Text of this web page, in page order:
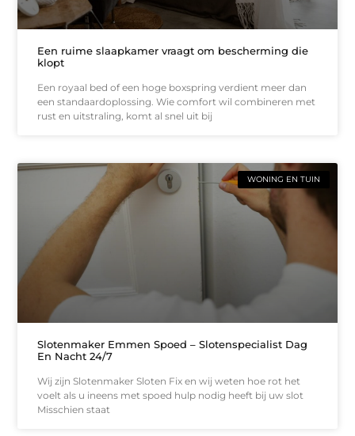
Een ruime slaapkamer vraagt om bescherming die
klopt
Een royaal bed of een hoge boxspring verdient meer dan
een standaardoplossing. Wie comfort wil combineren met
rust en uitstraling, komt al snel uit bij
WONING EN TUIN
Slotenmaker Emmen Spoed – Slotenspecialist Dag
En Nacht 24/7
Wij zijn Slotenmaker Sloten Fix en wij weten hoe rot het
voelt als u ineens met spoed hulp nodig heeft bij uw slot
Misschien staat